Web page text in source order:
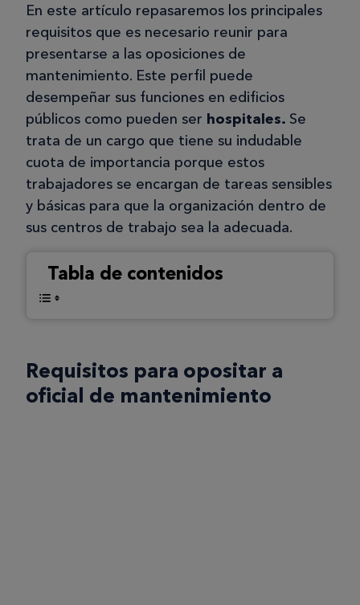
En este artículo repasaremos los principales
requisitos que es necesario reunir para
presentarse a las oposiciones de
mantenimiento. Este perfil puede
desempeñar sus funciones en edificios
públicos como pueden ser hospitales. Se
trata de un cargo que tiene su indudable
cuota de importancia porque estos
trabajadores se encargan de tareas sensibles
y básicas para que la organización dentro de
sus centros de trabajo sea la adecuada.
Tabla de contenidos
Requisitos para opositar a
oficial de mantenimiento